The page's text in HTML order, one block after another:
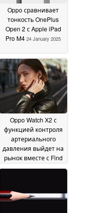
Oppo сравнивает
тонкость OnePlus
Open 2 с Apple iPad
Pro M4 24 January 2025
Oppo Watch X2 с
функцией контроля
артериального
давления выйдет на
рынок вместе с Find
N515 January 2025